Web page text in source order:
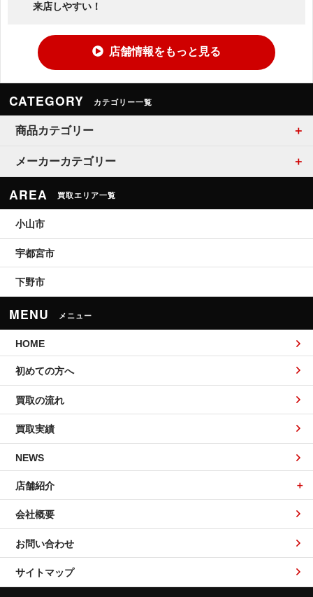
来店しやすい！
店舗情報をもっと見る
CATEGORY カテゴリー一覧
商品カテゴリー
メーカーカテゴリー
AREA 買取エリア一覧
小山市
宇都宮市
下野市
MENU メニュー
HOME
初めての方へ
買取の流れ
買取実績
NEWS
店舗紹介
会社概要
お問い合わせ
サイトマップ